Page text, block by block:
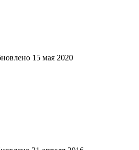
15 мая 2020